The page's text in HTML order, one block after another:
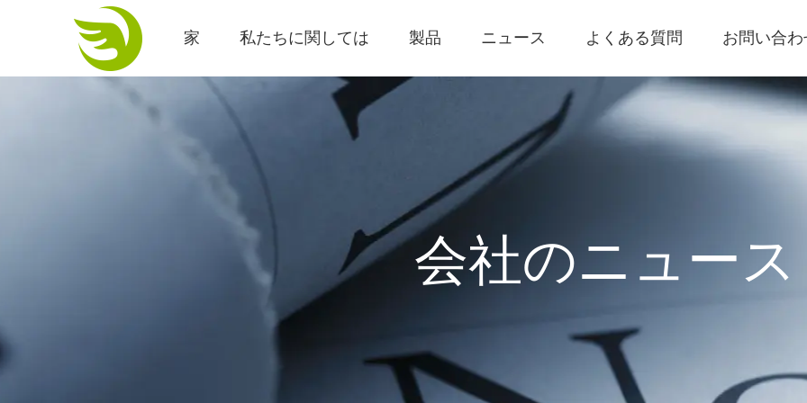
家 私たちに関しては 製品 ニュース よくある質問 お問い合
会社のニュース